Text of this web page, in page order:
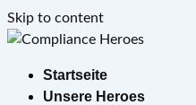
Skip to content
Startseite
Unsere Heroes